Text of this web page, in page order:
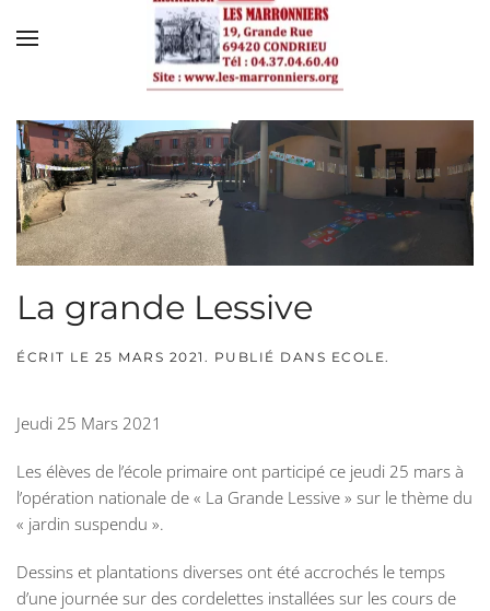
Skip to main content
La grande Lessive
ÉCRIT LE 25 MARS 2021 . PUBLIÉ DANS ECOLE.
Jeudi 25 Mars 2021
Les élèves de l’école primaire ont participé ce jeudi 25 mars à
l’opération nationale de « La Grande Lessive » sur le thème du
« jardin suspendu ».
Dessins et plantations diverses ont été accrochés le temps
d’une journée sur des cordelettes installées sur les cours de